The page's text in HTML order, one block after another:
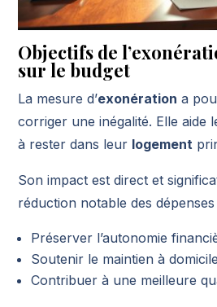
Objectifs de
sur le budget
La mesure d’exonération a
corriger une inégalité. Elle aide
à rester dans leur logement
Son impact est direct et
réduction notable des
Préserver l’autonomie
Soutenir le maintien à
Contribuer à une meilleure